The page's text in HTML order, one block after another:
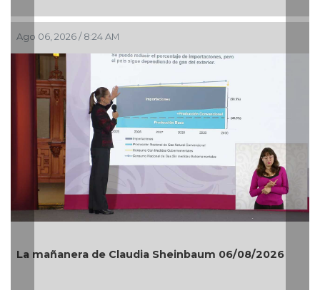
Ago 06, 2026 / 8:24 AM
La mañanera de Claudia Sheinbaum 06/08/2026